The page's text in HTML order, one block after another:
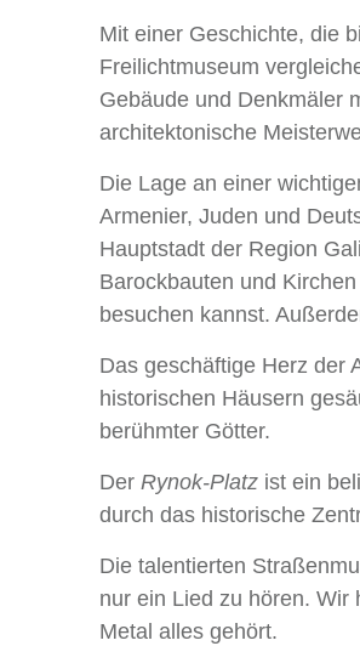
Mit einer Geschichte, die
Freilichtmuseum
Gebäude und Denkmäler
architektonische
Die Lage an einer
Armenier, Juden und
Hauptstadt der Region
Barockbauten und
besuchen kannst.
Das geschäftige Herz der
historischen Häusern
berühmter Götter.
Der Rynok-Platz ist ein
durch das historische
Die talentierten
nur ein Lied zu hören. Wir
Metal alles gehört.